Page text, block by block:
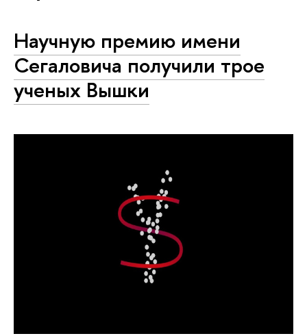
Научную премию имени
Сегаловича получили трое
ученых Вышки